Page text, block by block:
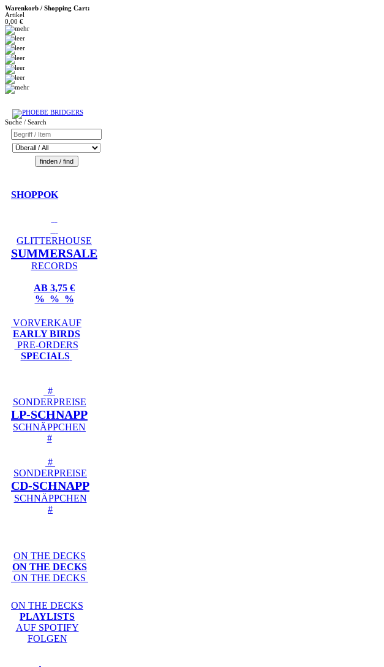
Warenkorb / Shopping Cart:
Artikel
0,00 €
Suche / Search
SHOPPOK
GLITTERHOUSE
SUMMERSALE
RECORDS
AB 3,75 €
% % %
VORVERKAUF
EARLY BIRDS
PRE-ORDERS
SPECIALS
#
SONDERPREISE
LP-SCHNAPP
SCHNÄPPCHEN
#
#
SONDERPREISE
CD-SCHNAPP
SCHNÄPPCHEN
#
ON THE DECKS
ON THE DECKS
ON THE DECKS
ON THE DECKS
PLAYLISTS
AUF SPOTIFY
FOLGEN